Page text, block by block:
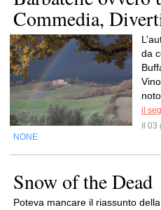
Commedia,
da
il
Il
NONE
Snow of the Dead
Poteva mancare il riassunto